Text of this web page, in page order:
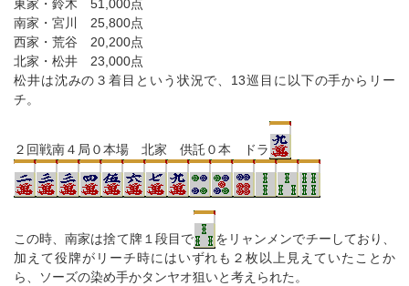
東家・鈴木 51,000点
南家・宮川 25,800点
西家・荒谷 20,200点
北家・松井 23,000点
松井は沈みの３着目という状況で、13巡目に以下の手からリー
チ。
２回戦南４局０本場 北家 供託０本 ドラ
この時、南家は捨て牌１段目で
をリャンメンでチーしており、
加えて役牌がリーチ時にはいずれも２枚以上見えていたことか
ら、ソーズの染め手かタンヤオ狙いと考えられた。